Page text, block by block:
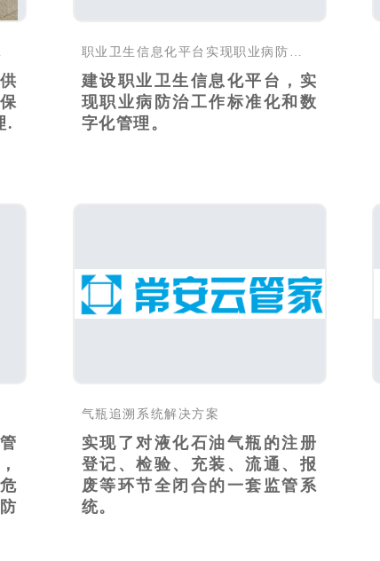
.
建设职业卫生信息化平台，实
现职业病防治工作标准化和数
字化管理。
气瓶追溯系统解决方案
实现了对液化石油气瓶的注册
登记、检验、充装、流通、报
废等环节全闭合的一套监管系
统。